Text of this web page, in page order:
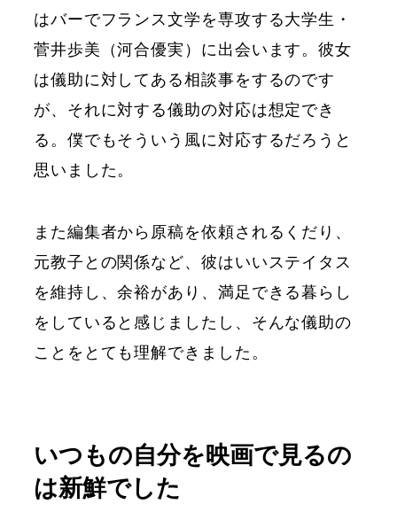
はバーでフランス文学を専攻する大学生・
菅井歩美（河合優実）に出会います。彼女
は儀助に対してある相談事をするのです
が、それに対する儀助の対応は想定でき
る。僕でもそういう風に対応するだろうと
思いました。
また編集者から原稿を依頼されるくだり、
元教子との関係など、彼はいいステイタス
を維持し、余裕があり、満足できる暮らし
をしていると感じましたし、そんな儀助の
ことをとても理解できました。
いつもの自分を映画で見るの
は新鮮でした